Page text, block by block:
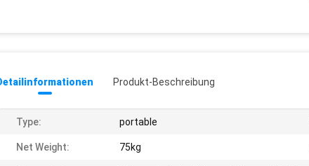
Produkt-Beschreibung
Type: portable
Net Weight: 75kg